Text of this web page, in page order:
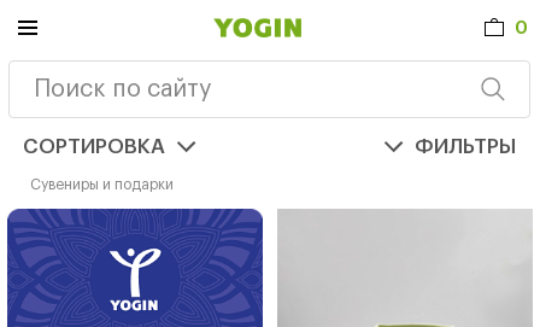
0
Сувениры и подарки
СОРТИРОВКА ФИЛЬТРЫ